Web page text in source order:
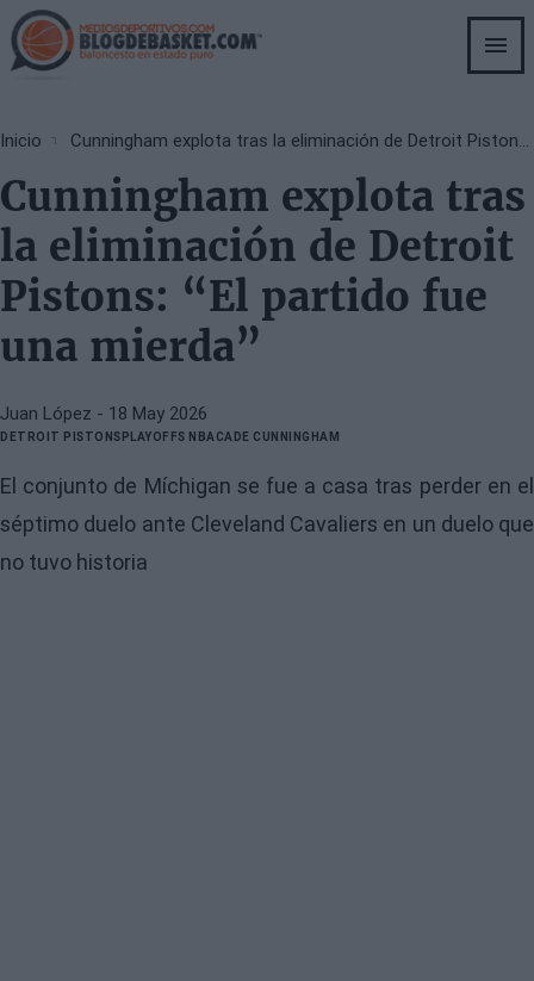
Skip
to
main
Breadcrumb
Inicio Cunningham explota tras la eliminación de Detroit Pistons: “El partido fue una mierda”
Cunningham explota tras
la eliminación de Detroit
Pistons: “El partido fue
una mierda”
Juan López - 18 May 2026
DETROIT PISTONSPLAYOFFS NBACADE CUNNINGHAM
El conjunto de Míchigan se fue a casa tras perder en el
séptimo duelo ante Cleveland Cavaliers en un duelo que
no tuvo historia